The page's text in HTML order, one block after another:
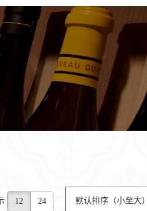
12 24